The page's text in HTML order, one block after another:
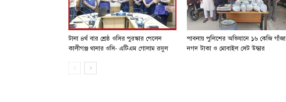
টানা ৪র্থ বার শ্রেষ্ঠ ওসির পুরস্কার পেলেন
কালীগঞ্জ থানার ওসি- এটিএম গোলাম রসুল
পাবনায় পুলিশের অভিযানে ১৬ কেজি গাঁজা
নগদ টাকা ও মোবাইল সেট উদ্ধার